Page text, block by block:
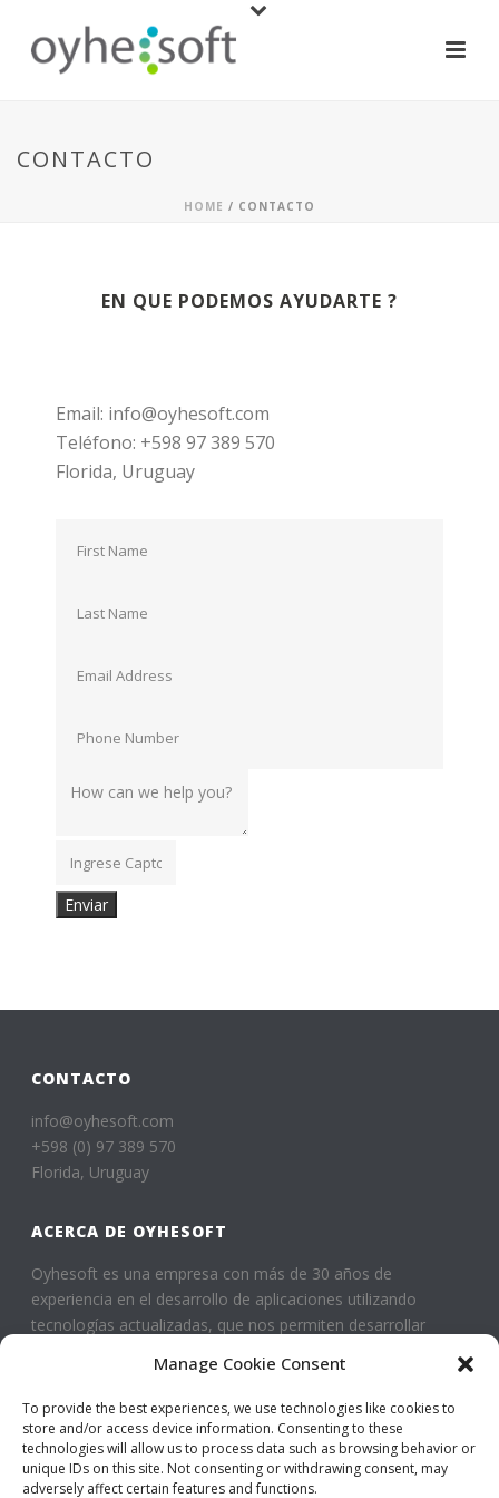
Manage Cookie Consent
To provide the best experiences, we use technologies like cookies to
store and/or access device information. Consenting to these
technologies will allow us to process data such as browsing behavior or
unique IDs on this site. Not consenting or withdrawing consent, may
adversely affect certain features and functions.
CONTACTO
HOME / CONTACTO
EN QUE PODEMOS AYUDARTE ?
Email: info@oyhesoft.com
Teléfono: +598 97 389 570
Florida, Uruguay
Enviar
CONTACTO
info@oyhesoft.com
+598 (0) 97 389 570
Florida, Uruguay
ACERCA DE OYHESOFT
Oyhesoft es una empresa con más de 30 años de
experiencia en el desarrollo de aplicaciones utilizando
tecnologías actualizadas, que nos permiten desarrollar
SERVICIOS
Aplicaciones comerciales